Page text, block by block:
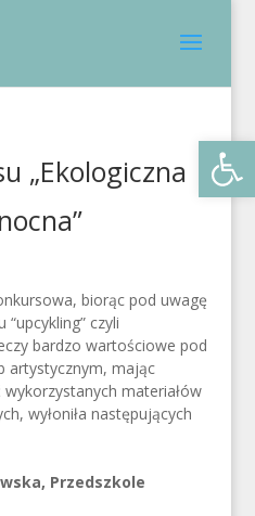
„Ekologiczna
biorąc pod uwagę
czyli
bardzo wartościowe pod
artystycznym, mając
materiałów
wyłoniła następujących
Przedszkole